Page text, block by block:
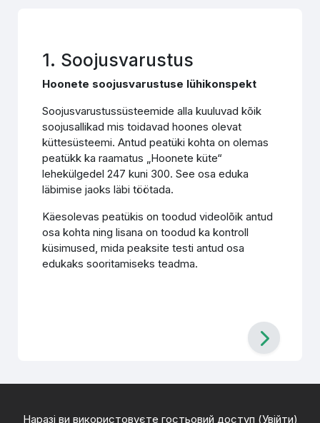
1. Soojusvarustus
Hoonete soojusvarustuse lühikonspekt
Soojusvarustussüsteemide alla kuuluvad kõik
soojusallikad mis toidavad hoones olevat
küttesüsteemi. Antud peatüki kohta on olemas
peatükk ka raamatus „Hoonete küte“
lehekülgedel 247 kuni 300. See osa eduka
läbimise jaoks läbi töötada.
Käesolevas peatükis on toodud videolõik antud
osa kohta ning lisana on toodud ka kontroll
küsimused, mida peaksite testi antud osa
edukaks sooritamiseks teadma.
Наразі ви використовуєте гостьовий доступ (Увійти)